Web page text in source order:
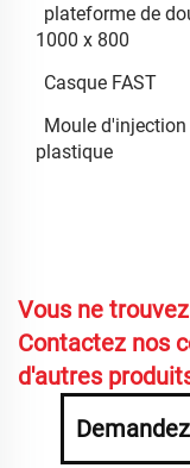
plateforme de
1000 x 800
Casque FAST
Moule d'injection
plastique
Vous ne
Contactez nos
d'autres